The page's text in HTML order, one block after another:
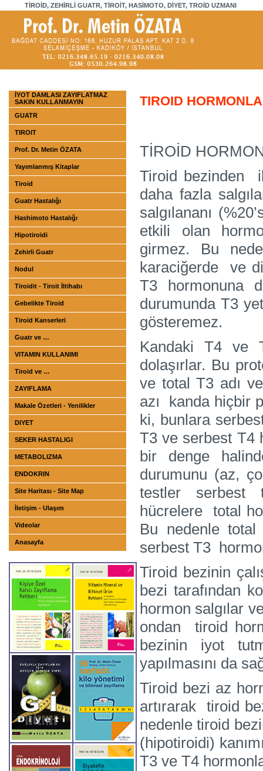
TİROİD, ZEHİRLİ GUATR, TİROİT, HASİMOTO, DİYET, TROİD UZMANI
İYOT DAMLASI ZAYIFLATMAZ
SAKIN KULLANMAYIN
GUATR
TIROIT
Prof. Dr. Metin ÖZATA
Yayımlanmış Kitaplar
Tiroid
Guatr Hastalığı
Hashimoto Hastalığı
Hipotiroidi
Zehirli Guatr
Nodul
Tiroidit - Tiroit İltihabı
Gebelikte Tiroid
Tiroid Kanserleri
Guatr ve …
VITAMIN KULLANIMI
Tiroid ve …
ZAYIFLAMA
Makale Özetleri - Yenilikler
DIYET
SEKER HASTALIGI
METABOLIZMA
ENDOKRIN
Site Haritası - Site Map
İletişim - Ulaşım
Videolar
Anasayfa
TIROID
TİROİD
Tiroid bezinden
daha fazla
salgılananı
etkili olan
girmez. Bu
karaciğerde ve
T3 hormonuna
durumunda T3
gösteremez.
Kandaki T4 ve
dolaşırlar. Bu
ve total T3 adı
azı kanda hiçbir
ki, bunlara
T3 ve serbest T4
bir denge
durumunu (az,
testler serbest
hücrelere total
Bu nedenle
serbest T3
Tiroid bezinin
bezi tarafından
hormon salgılar
ondan tiroid
bezinin iyot
yapılmasını da
Tiroid bezi az
artırarak tiroid
nedenle tiroid
(hipotiroidi)
T3 ve T4